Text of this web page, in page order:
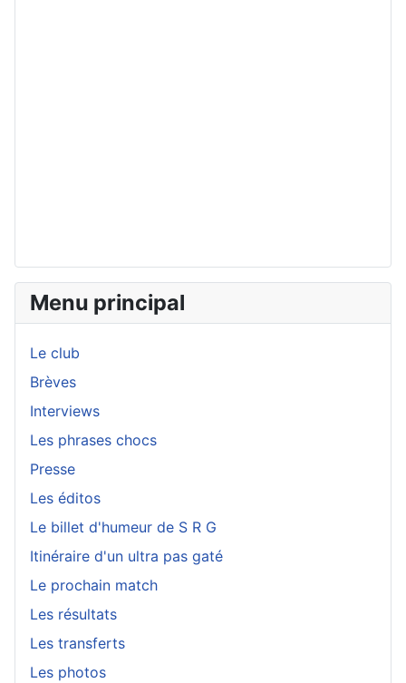
Menu principal
Le club
Brèves
Interviews
Les phrases chocs
Presse
Les éditos
Le billet d'humeur de S R G
Itinéraire d'un ultra pas gaté
Le prochain match
Les résultats
Les transferts
Les photos